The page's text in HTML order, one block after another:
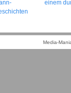
einem
Media-